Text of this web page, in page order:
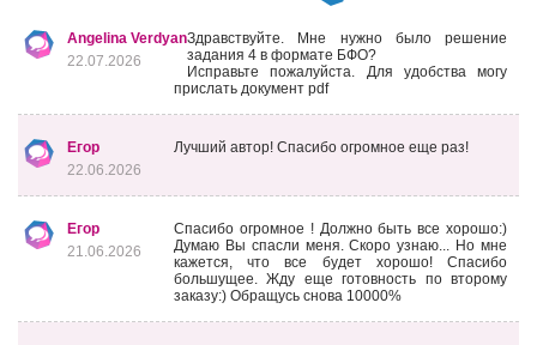
Angelina Verdyan
22.07.2026
Здравствуйте. Мне нужно было решение
задания 4 в формате БФО?
Исправьте пожалуйста. Для удобства могу
прислать документ pdf
Егор
22.06.2026
Лучший автор! Спасибо огромное еще раз!
Егор
21.06.2026
Спасибо огромное ! Должно быть все хорошо:)
Думаю Вы спасли меня. Скоро узнаю... Но мне
кажется, что все будет хорошо! Спасибо
большущее. Жду еще готовность по второму
заказу:) Обращусь снова 10000%